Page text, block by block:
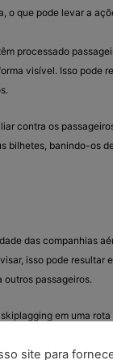
o que pode levar a
processado
visível. Isso pode
contra os
bilhetes, banindo-os
das companhias
isso pode resultar
outros passageiros.
em uma rota
podem precisar
a
site para